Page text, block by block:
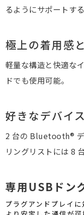
るようにサポートす
極上の着用感
軽量な構造と快適な
ドでも使用可能。
好きなデバイ
2 台の Bluetooth® デ
リングリストには 8
専用USBドン
プラグアンドプレイ